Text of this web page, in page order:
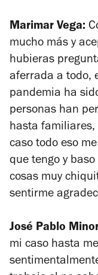
Marimar Vega:
mucho más y
hubieras
aferrada a todo,
pandemia ha
personas han
hasta familiares,
caso todo eso
que tengo y
cosas muy
sentirme
José Pablo
mi caso hasta